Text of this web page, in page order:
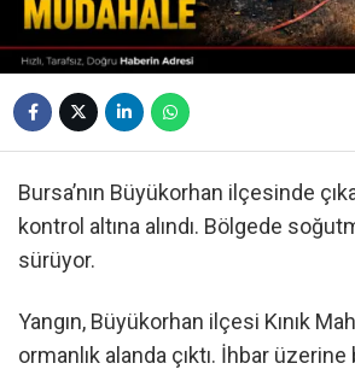
Bursa’nın Büyükorhan ilçesinde
kontrol altına alındı. Bölgede
sürüyor.
Yangın, Büyükorhan ilçesi Kınık
ormanlık alanda çıktı. İhbar